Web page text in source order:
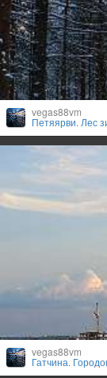
vegas88vm
Петяярви. Лес
vegas88vm
Гатчина.